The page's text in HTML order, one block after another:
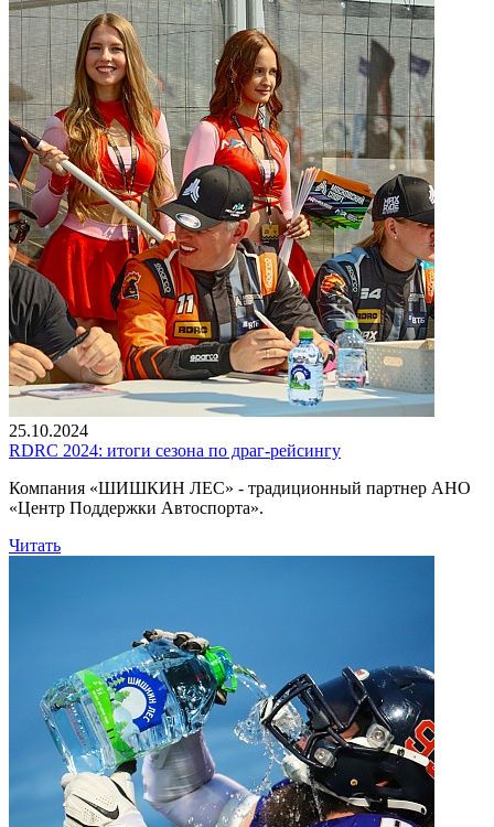
25.10.2024
RDRC 2024: итоги сезона по драг-рейсингу
Компания «ШИШКИН ЛЕС» - традиционный партнер АНО
«Центр Поддержки Автоспорта».
Читать